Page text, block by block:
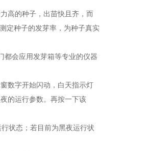
高的种子，出苗快且齐，而
定种子的发芽率，为种子真实
都会应用发芽箱等专业的仪器
数字开始闪动，白天指示灯
的运行参数。再按一下该
状态；若目前为黑夜运行状